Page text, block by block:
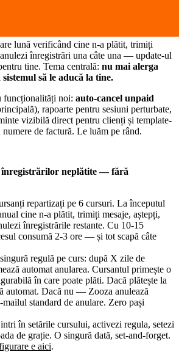
lună verificând cine n-a plătit, trimiți
înregistrări una câte una — update-ul
tine. Tema centrală: nu mai alerga
să le aducă la tine.
funcționalități noi: auto-cancel unpaid
rapoarte pentru sesiuni perturbate,
vizibilă direct pentru clienți și template-
de factură. Le luăm pe rând.
înregistrărilor neplătite — fără
repartizați pe 6 cursuri. La începutul
cine n-a plătit, trimiți mesaje, aștepți,
înregistrările restante. Cu 10-15
consumă 2-3 ore — și tot scapă câte
regulă pe curs: după X zile de
automat anularea. Cursantul primește o
în care poate plăti. Dacă plătește la
automat. Dacă nu — Zooza anulează
standard de anulare. Zero pași
în setările cursului, activezi regula, setezi
de grație. O singură dată, set-and-forget.
e aici.